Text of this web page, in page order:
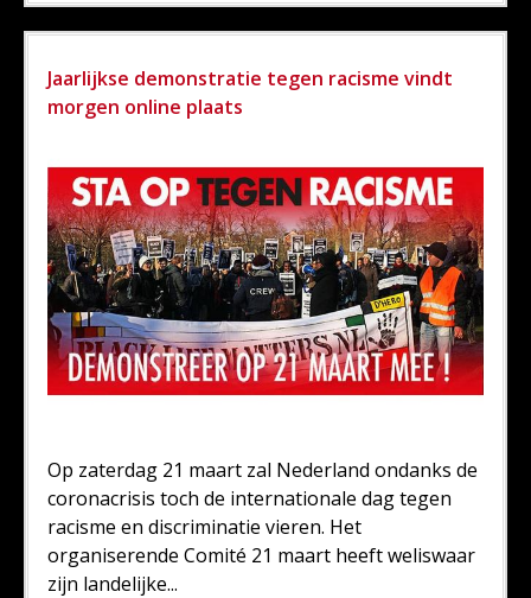
Jaarlijkse demonstratie tegen racisme vindt
morgen online plaats
Op zaterdag 21 maart zal Nederland ondanks de
coronacrisis toch de internationale dag tegen
racisme en discriminatie vieren. Het
organiserende Comité 21 maart heeft weliswaar
zijn landelijke...